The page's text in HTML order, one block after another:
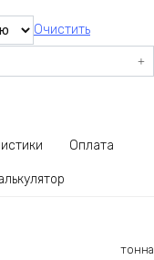
Очистить
Оплата
тонна